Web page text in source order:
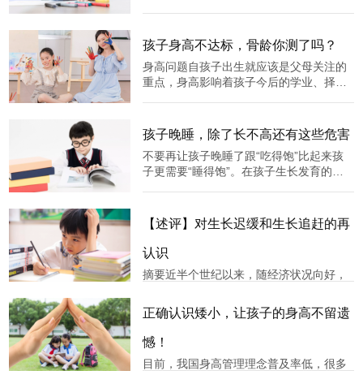
了，一直也很忙，直到放暑假前，孩子有
一次上厕所说肚子疼，一看是孩子来例假
了。当时妈妈就慌了，心想这也太
孩子身高不达标，骨龄你测了吗？
身高问题自孩子出生就应该是父母关注的
重点，身高影响着孩子今后的学业、择
题。学习是一生的事，而长高则是若错过
生长季，将给孩子留下终生遗憾。家长们
普遍关注孩子的身高，没有谁愿意让孩子
输
孩子晚睡，除了长不高还有这些危害
不要再让孩子晚睡了跟“吃得饱”比起来孩
子更需要“睡得饱”。在孩子生长发育的阶
不单单会造成发育减缓，孩子的性格也会
受到很大程度的影响。所以，合理安排孩
子的睡觉时间，真的很重要。睡
【述评】对生长迟缓和生长追赶的再
认识
摘要近半个世纪以来，随经济状况向好，
国际一致的青春发育年龄提前的年代趋
势。由于儿科医学界对此并非都有清晰认
识，加上家长对子女身高期望值不切实际
地增高，使儿科临床面临医学与社会问题
双重挑战并产生了对生长发育问题诊治的
正确认识矮小，让孩子的身高不留遗
憾！
目前，我国身高管理理念普及率低，很多